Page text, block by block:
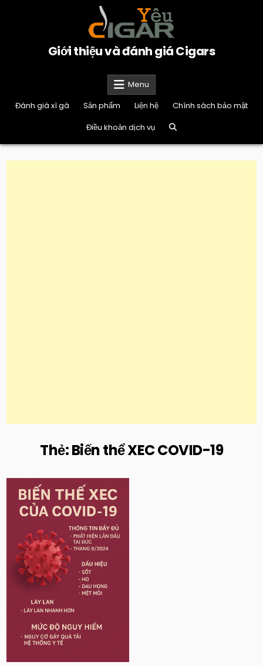
Giới thiệu và đánh giá Cigars
Menu
Đánh giá xì gà
Sản phẩm Liện hệ
Chính sách bảo mật
Điều khoản dịch vụ
Thẻ:Biến thể XEC COVID-19
Posted
in